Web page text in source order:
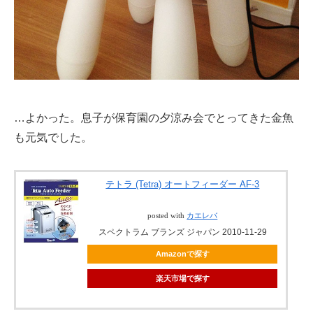
…よかった。息子が保育園の夕涼み会でとってきた金魚
も元気でした。
テトラ (Tetra) オートフィーダー AF-3
posted with カエレバ
スペクトラム ブランズ ジャパン 2010-11-29
Amazonで探す
楽天市場で探す